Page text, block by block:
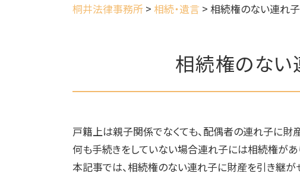
桐井法律事務所 > 相続・遺言 > 相続権のない連れ
相続権のない
戸籍上は親子関係でなくても、配偶者の連れ子に財
何も手続きをしていない場合連れ子には相続権があ
本記事では、相続権のない連れ子に財産を引き継が